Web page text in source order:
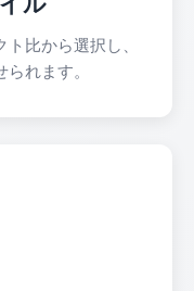
比から選択し、
れます。